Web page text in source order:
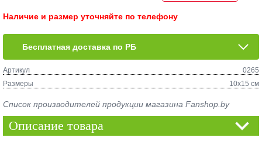
Наличие и размер уточняйте по телефону
Бесплатная доставка по РБ
Артикул
0265
Размеры
10х15 см
Список производителей продукции магазина Fanshop.by
Описание товара